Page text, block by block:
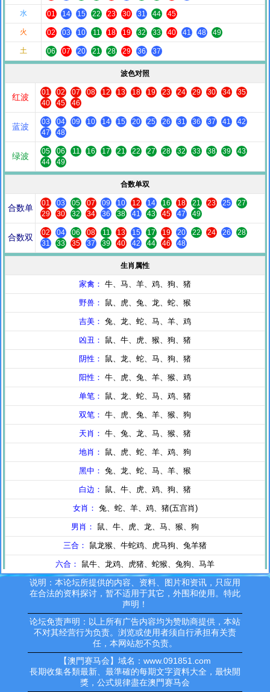
说明：本论坛所提供的内容、资料、图片和资讯，只应用
在合法的资料探讨，暂不适用于其它，外围和使用。特此
声明！
论坛免责声明：以上所有广告内容均为赞助商提供，本站
不对其经营行为负责。浏览或使用者须自行承担有关责
任，本网站恕不负责。
【澳門赛马会】域名：www.091851.com
長期收集各類最新、最準確的每期文字資料大全，最快開
獎，公式規律盡在澳門赛马会